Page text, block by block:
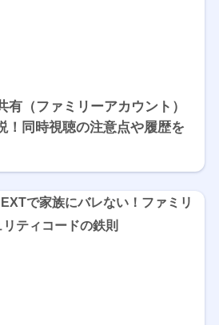
有（ファミリーアカウント）
！同時視聴の注意点や履歴を